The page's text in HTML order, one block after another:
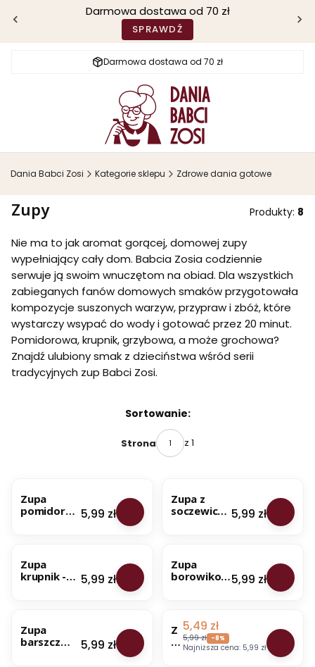
Darmowa dostawa od 70 zł
SPRAWDŹ
Darmowa dostawa od 70 zł
Dania Babci Zosi Kategorie sklepu Zdrowe dania gotowe
Zupy Produkty: 8
Nie ma to jak aromat gorącej, domowej zupy
wypełniający cały dom. Babcia Zosia codziennie
serwuje ją swoim wnuczętom na obiad. Dla wszystkich
zabieganych fanów domowych smaków przygotowała
kompozycje suszonych warzyw, przypraw i zbóż, które
wystarczy wsypać do wody i gotować przez 20 minut.
Pomidorowa, krupnik, grzybowa, a może grochowa?
Znajdź ulubiony smak z dzieciństwa wśród serii
tradycyjnych zup Babci Zosi.
Sortowanie:
Strona z 1
Zupa
pomidoro
100%
naturalny
skład
Cena
5,99 zł
Zupa z
soczewicy -
naturalny
skład
Cena
5,99 zł
Zupa
krupnik -
naturalny
skład
Cena
5,99 zł
Zupa
borowikow
zupy -
100%
naturalny
Cena
5,99 zł
Zupa
barszcz
Cena
5,99 zł
Z
u
Cena promocyjna
5,49 zł
5,99 zł -8%
Najniższa cena: 5,99 zł